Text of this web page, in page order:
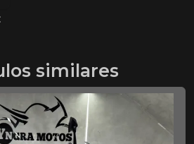
similares